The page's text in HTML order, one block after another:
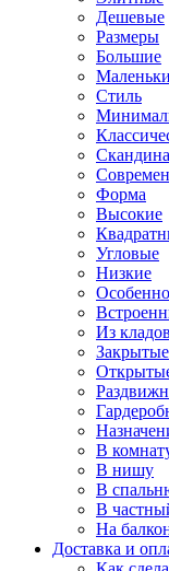
Дешевые
Размеры
Большие
Стиль
Форма
Высокие
Угловые
Низкие
Из
Закрытые
В
В нишу
В
В
На
Доставка и